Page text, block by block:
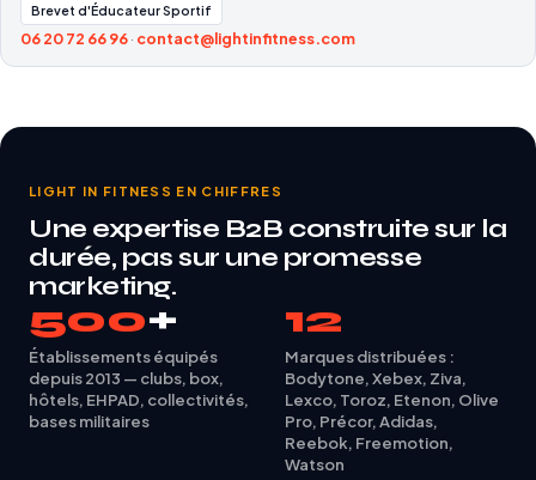
Brevet d'Éducateur Sportif
06 20 72 66 96· contact@lightinfitness.com
LIGHT IN FITNESS EN CHIFFRES
Une expertise B2B construite sur la
durée, pas sur une promesse
marketing.
500+
Établissements équipés
depuis 2013 — clubs, box,
hôtels, EHPAD, collectivités,
bases militaires
12
Marques distribuées :
Bodytone, Xebex, Ziva,
Lexco, Toroz, Etenon, Olive
Pro, Précor, Adidas,
Reebok, Freemotion,
Watson